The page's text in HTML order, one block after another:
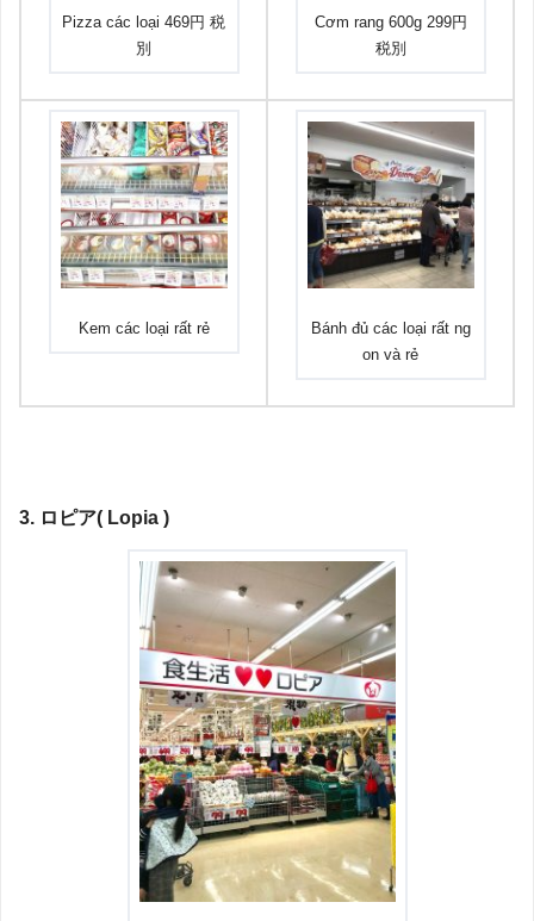
Pizza các loại 469円 税
別
Cơm rang 600g 299円
税別
Kem các loại rất rẻ
Bánh đủ các loại rất ng
on và rẻ
3. ロピア( Lopia )